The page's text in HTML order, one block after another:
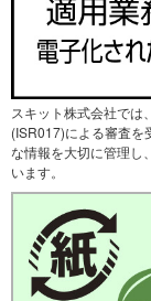
スキット株式会社では
(ISR017)による審査を
な情報を大切に管理し
います。